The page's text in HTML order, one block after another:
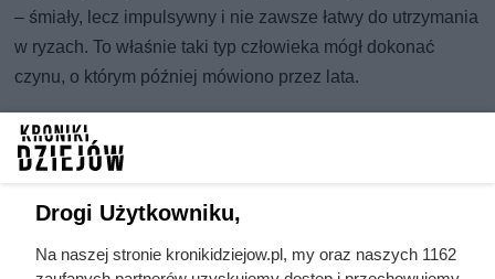
– śmiały, lecz impulsywny i nie zawsze łatwy do utrzymania
w ryzach. To właśnie taki typ człowieka mógł dokonać
czynu, o którym później mówiono przez lata.
Drogi Użytkowniku,
Na naszej stronie kronikidziejow.pl, my oraz naszych 1162